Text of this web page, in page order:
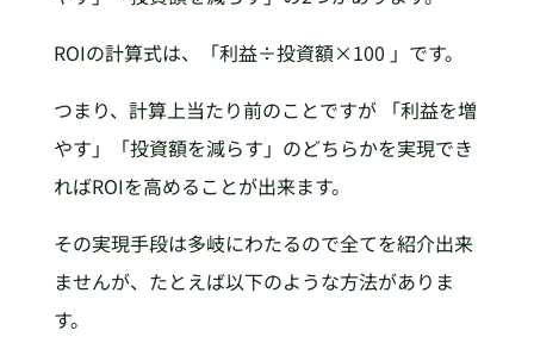
ROIの計算式は、「利益÷投資額×100 」です。
つまり、計算上当たり前のことですが 「利益を増
やす」「投資額を減らす」のどちらかを実現でき
ればROIを高めることが出来ます。
その実現手段は多岐にわたるので全てを紹介出来
ませんが、たとえば以下のような方法がありま
す。